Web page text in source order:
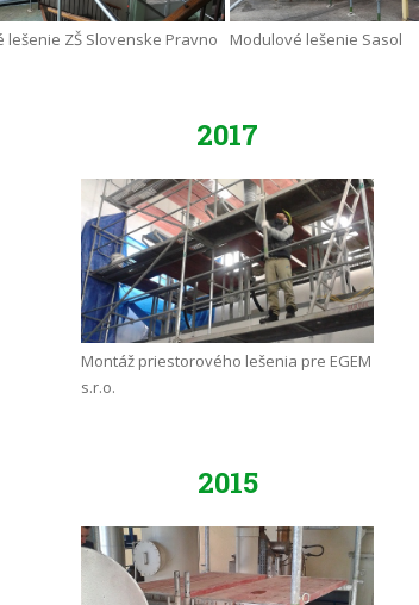
lešenie ZŠ Slovenske Pravno Modulové lešenie Sasol
2017
Montáž priestorového lešenia pre EGEM
s.r.o.
2015